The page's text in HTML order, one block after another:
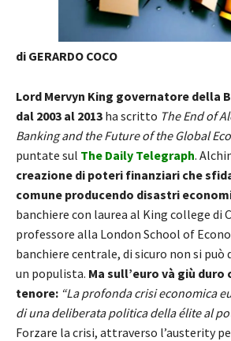
di GERARDO COCO
Lord Mervyn King governatore della
dal 2003 al 2013 ha scritto The End of
Banking and the Future of the Global
puntate sul The Daily Telegraph.
creazione di poteri finanziari che
comune producendo disastri
banchiere con laurea al King college di
professore alla London School of
banchiere centrale, di sicuro non si può
un populista. Ma sull’euro và giù
tenore: “La profonda crisi economica
di una deliberata politica della élite al
Forzare la crisi, attraverso l’austerity